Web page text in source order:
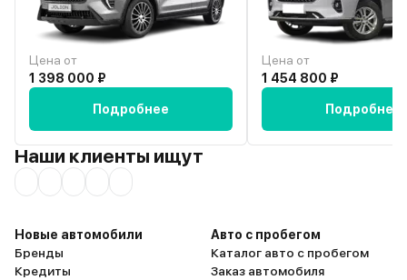
Lada Niva Travel
тех, кому нужна
проходимость и
неприхотливость. Да,
самый комфортный и
современный
честный и настоящий.
вариант для
которому нужно
Цена от
1 398 000 ₽
Подробнее
Цена от
1 454 800 ₽
Подробнее
Наши клиенты ищут
Новые автомобили
Бренды
Кредиты
Авто с пробегом
Каталог авто с пробегом
Заказ автомобиля